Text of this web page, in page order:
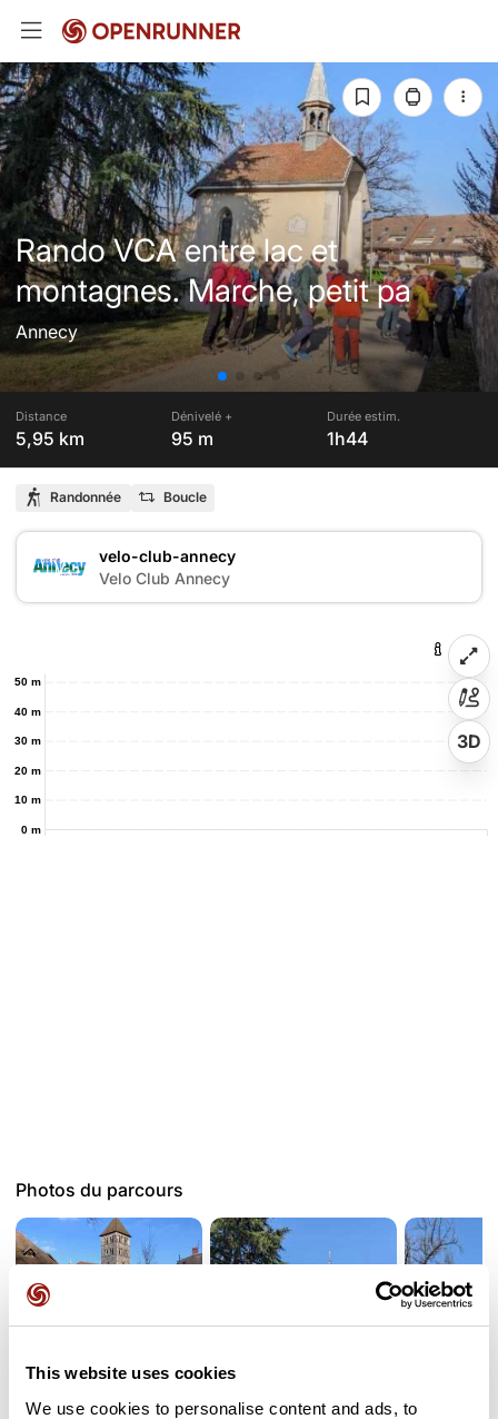
This website uses cookies
We use cookies to personalise content and ads, to
Rando VCA entre lac et
montagnes. Marche, petit pa
Annecy
Distance
5,95 km
Dénivelé +
95 m
Durée estim.
1h44
Randonnée Boucle
V
velo-club-annecy
Velo Club Annecy
0 m
10 m
20 m
30 m
40 m
50 m
3D
Photos du parcours